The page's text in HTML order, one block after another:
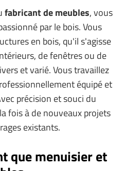
fabricant de meubles, vous
par le bois. Vous
en bois, qu'il s'agisse
de fenêtres ou de
et varié. Vous travaillez
équipé et
précision et souci du
fois à de nouveaux projets
existants.
que menuisier et